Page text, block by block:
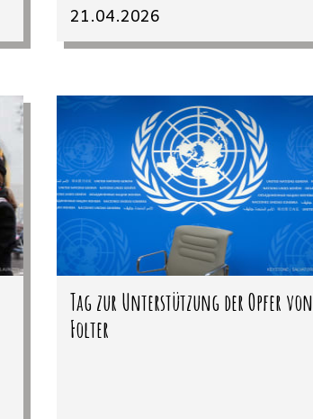
21.04.2026
Tag zur Unterstützung der Opfer von
Folter